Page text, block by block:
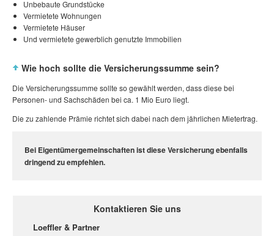
Unbebaute Grundstücke
Vermietete Wohnungen
Vermietete Häuser
Und vermietete gewerblich genutzte Immobilien
Wie hoch sollte die Versicherungssumme sein?
Die Versicherungssumme sollte so gewählt werden, dass diese bei
Personen- und Sachschäden bei ca. 1 Mio Euro liegt.
Die zu zahlende Prämie richtet sich dabei nach dem jährlichen Mietertrag.
Bei Eigentümergemeinschaften ist diese Versicherung ebenfalls
dringend zu empfehlen.
Kontaktieren Sie uns
Loeffler & Partner